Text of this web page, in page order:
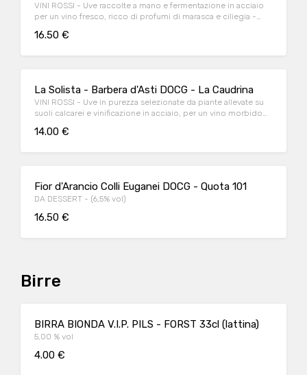
VINI ROSSI - Uve raccolte a mano e fermentazione in acciaio
per un vino fresco, ricco di profumi di marasca e ciliegia -
16.50 €
La Solista - Barbera d'Asti DOCG - La Caudrina
VINI ROSSI - Uve in purezza selezionate da piante allevate su
suoli calcarei e vinificazione in acciaio, per un vino morbido
14.00 €
Fior d'Arancio Colli Euganei DOCG - Quota 101
DA DESSERT - (6,5% vol)
16.50 €
Birre
BIRRA BIONDA V.I.P. PILS - FORST 33cl (lattina)
5,00 % vol
4.00 €